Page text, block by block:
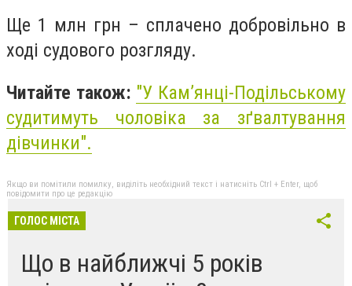
Ще 1 млн грн – сплачено добровільно в
ході судового розгляду.
Читайте також: "У Кам’янці-Подільському
судитимуть чоловіка за зґвалтування
дівчинки".
Якщо ви помітили помилку, виділіть необхідний текст і натисніть Ctrl + Enter, щоб
повідомити про це редакцію
ГОЛОС МІСТА
Що в найближчі 5 років